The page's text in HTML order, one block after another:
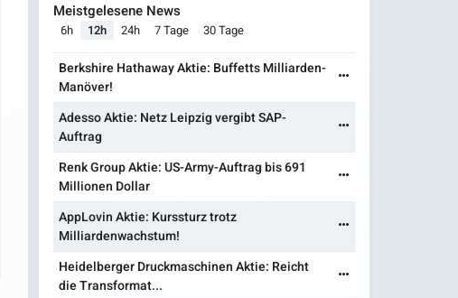
Meistgelesene News
6h 12h 24h 7 Tage 30 Tage
Berkshire Hathaway Aktie: Buffetts Milliarden-
Manöver!
Adesso Aktie: Netz Leipzig vergibt SAP-
Auftrag
Renk Group Aktie: US-Army-Auftrag bis 691
Millionen Dollar
AppLovin Aktie: Kurssturz trotz
Milliardenwachstum!
Heidelberger Druckmaschinen Aktie: Reicht
die Transformat...